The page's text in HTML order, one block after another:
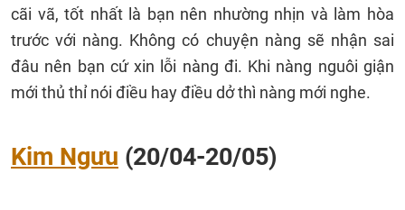
cãi vã, tốt nhất là bạn nên nhường nhịn và làm hòa
trước với nàng. Không có chuyện nàng sẽ nhận sai
đâu nên bạn cứ xin lỗi nàng đi. Khi nàng nguôi giận
mới thủ thỉ nói điều hay điều dở thì nàng mới nghe.
Kim Ngưu (20/04-20/05)